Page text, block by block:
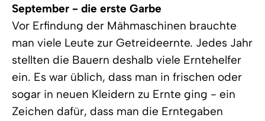
September - die erste Garbe
Vor Erfindung der Mähmaschinen brauchte
man viele Leute zur Getreideernte. Jedes Jahr
stellten die Bauern deshalb viele Erntehelfer
ein. Es war üblich, dass man in frischen oder
sogar in neuen Kleidern zu Ernte ging - ein
Zeichen dafür, dass man die Erntegaben